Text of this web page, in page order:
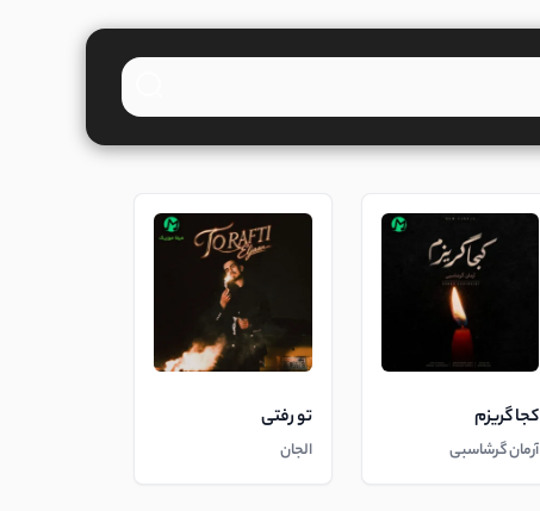
کجا گریزم
آرمان گرشاسبی
تو رفتی
الجان